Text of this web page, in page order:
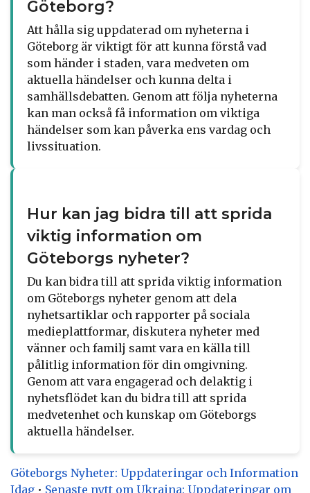
Göteborg?
Att hålla sig uppdaterad om nyheterna i
Göteborg är viktigt för att kunna förstå vad
som händer i staden, vara medveten om
aktuella händelser och kunna delta i
samhällsdebatten. Genom att följa nyheterna
kan man också få information om viktiga
händelser som kan påverka ens vardag och
livssituation.
Hur kan jag bidra till att sprida
viktig information om
Göteborgs nyheter?
Du kan bidra till att sprida viktig information
om Göteborgs nyheter genom att dela
nyhetsartiklar och rapporter på sociala
medieplattformar, diskutera nyheter med
vänner och familj samt vara en källa till
pålitlig information för din omgivning.
Genom att vara engagerad och delaktig i
nyhetsflödet kan du bidra till att sprida
medvetenhet och kunskap om Göteborgs
aktuella händelser.
Göteborgs Nyheter: Uppdateringar och Information
Idag • Senaste nytt om Ukraina: Uppdateringar om